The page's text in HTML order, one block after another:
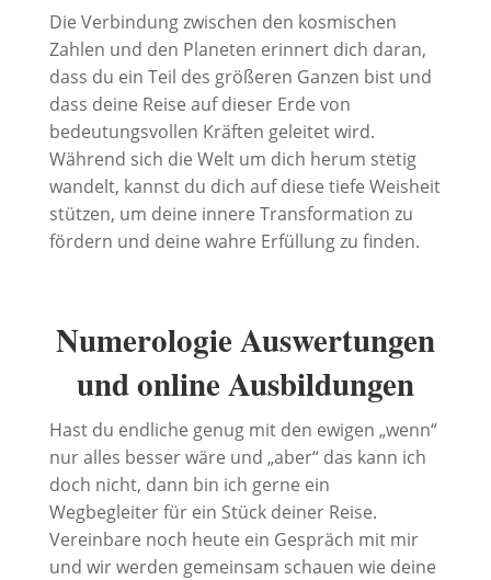
Die Verbindung zwischen den kosmischen
Zahlen und den Planeten erinnert dich daran,
dass du ein Teil des größeren Ganzen bist und
dass deine Reise auf dieser Erde von
bedeutungsvollen Kräften geleitet wird.
Während sich die Welt um dich herum stetig
wandelt, kannst du dich auf diese tiefe Weisheit
stützen, um deine innere Transformation zu
fördern und deine wahre Erfüllung zu finden.
Numerologie Auswertungen
und online Ausbildungen
Hast du endliche genug mit den ewigen „wenn“
nur alles besser wäre und „aber“ das kann ich
doch nicht, dann bin ich gerne ein
Wegbegleiter für ein Stück deiner Reise.
Vereinbare noch heute ein Gespräch mit mir
und wir werden gemeinsam schauen wie deine